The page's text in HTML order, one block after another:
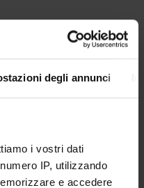
degli annunci
i vostri dati
IP, utilizzando
e accedere
Kluwer
2004 1-